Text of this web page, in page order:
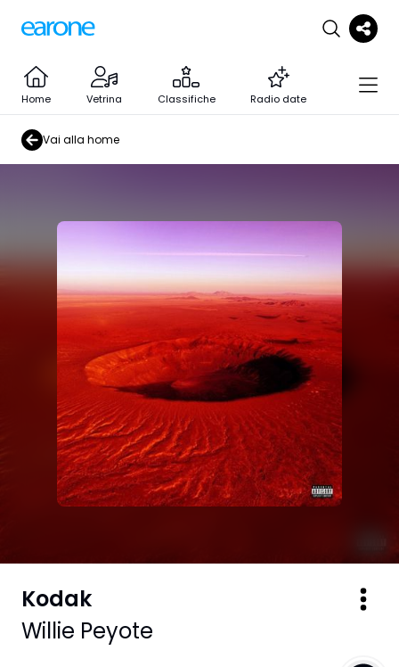
Home Vetrina Classifiche Radio date
Vai alla home
Kodak
Willie Peyote